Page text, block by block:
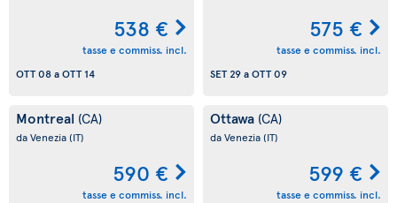
538 €
tasse e commiss. incl.
OTT 08aOTT 14
575 €
tasse e commiss. incl.
SET 29aOTT 09
Montreal (CA)
da Venezia(IT)
590 €
tasse e commiss. incl.
Ottawa (CA)
da Venezia(IT)
599 €
tasse e commiss. incl.